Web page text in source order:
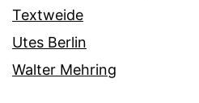
Textweide
Utes Berlin
Walter Mehring